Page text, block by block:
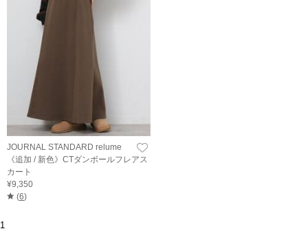
JOURNAL STANDARD relume
《追加 / 新色》CTダンボールフレアス
カート
¥9,350
(6)
1